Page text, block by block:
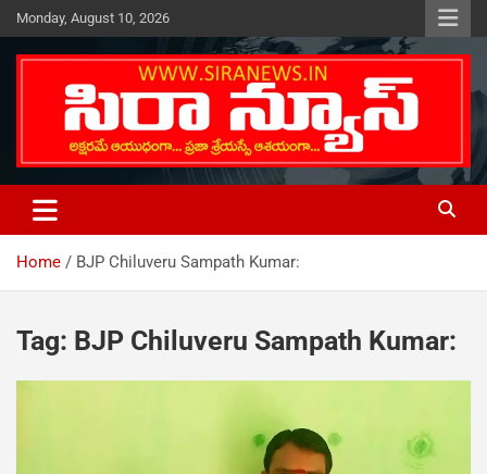
Skip
to
content
Monday, August 10, 2026
SIRA NEWS
Home BJP Chiluveru Sampath Kumar:
Tag: BJP Chiluveru Sampath Kumar: